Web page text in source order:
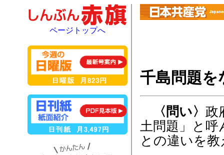
千島問題を
〈問い〉 政
土問題」と呼
との違いを
ページトップへ